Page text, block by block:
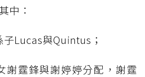
中：
Lucas與Quintus；
謝霆鋒與謝婷婷分配，謝霆